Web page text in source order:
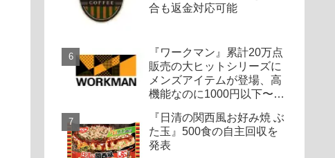
合も返金対応可能
『ワークマン』累計20万点
販売の大ヒットシリーズに
メンズアイテムが登場、高
機能なのに1000円以下〜の
『日清の関西風お好み焼 ぶ
た玉』500食の自主回収を
発表